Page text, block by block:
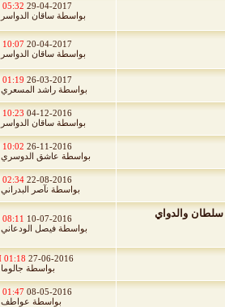
29-04-2017
05:32 PM
بواسطة ساقان الدواسر
20-04-2017
10:07 PM
بواسطة ساقان الدواسر
26-03-2017
01:19 PM
بواسطة راشد المسعري
04-12-2016
10:23 PM
بواسطة ساقان الدواسر
26-11-2016
10:02 PM
بواسطة عاشق الدوسري
22-08-2016
02:34 PM
بواسطة نآصر البدراني
سلطان والدواي 10-07-2016
08:11 PM
بواسطة فيصل الودعاني
27-06-2016
01:18 AM
بواسطة جالوما
08-05-2016
01:47 PM
بواسطة عواطف